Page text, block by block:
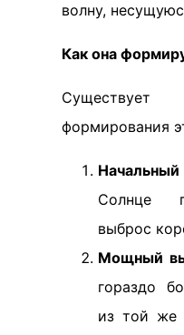
волну,
Как она
Существует
формирования
Солнце
выброс
Мощный
гораздо
из той же